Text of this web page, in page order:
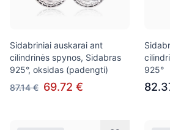
Sidabriniai auskarai ant
cilindrinės spynos, Sidabras
925°, oksidas (padengti)
87.14 € 69.72 €
925°